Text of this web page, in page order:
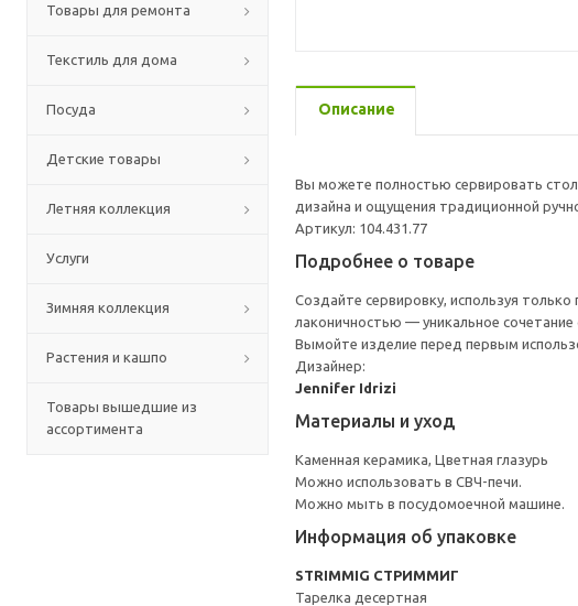
Товары для ремонта
Текстиль для дома
Посуда
Детские товары
Летняя коллекция
Услуги
Зимняя коллекция
Растения и кашпо
Товары вышедшие из
ассортимента
Описание
Вы можете полностью сервировать
дизайна и ощущения традиционной
Артикул: 104.431.77
Подробнее о товаре
Создайте сервировку, используя
лаконичностью — уникальное
Вымойте изделие перед первым
Дизайнер:
Jennifer Idrizi
Материалы и уход
Каменная керамика, Цветная глазурь
Можно использовать в СВЧ-печи.
Можно мыть в посудомоечной машине.
Информация об упаковке
STRIMMIG СТРИММИГ
Тарелка десертная